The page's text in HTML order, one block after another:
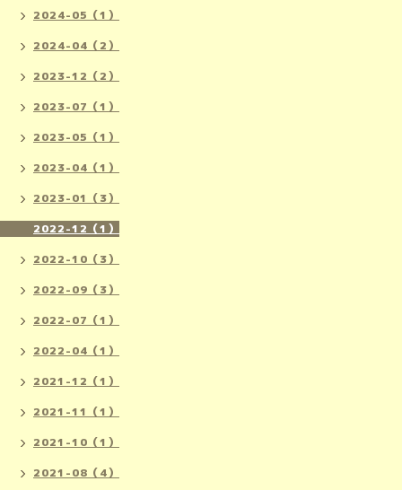
2024-05（1）
2024-04（2）
2023-12（2）
2023-07（1）
2023-05（1）
2023-04（1）
2023-01（3）
2022-12（1）
2022-10（3）
2022-09（3）
2022-07（1）
2022-04（1）
2021-12（1）
2021-11（1）
2021-10（1）
2021-08（4）